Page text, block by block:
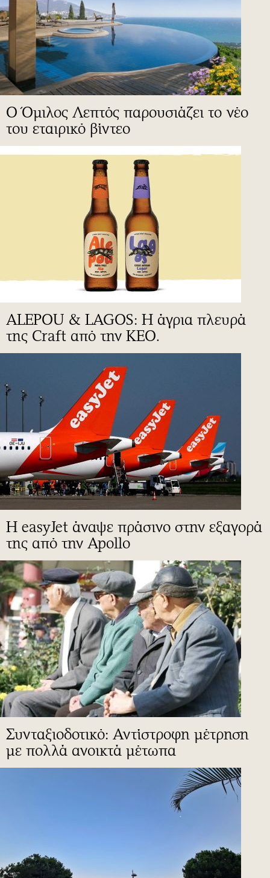
Ο Όμιλος Λεπτός παρουσιάζει το νέο
του εταιρικό βίντεο
ALEPOU & LAGOS: Η άγρια πλευρά
της Craft από την ΚΕΟ.
Η easyJet άναψε πράσινο στην εξαγορά
της από την Apollo
Συνταξιοδοτικό: Αντίστροφη μέτρηση
με πολλά ανοικτά μέτωπα